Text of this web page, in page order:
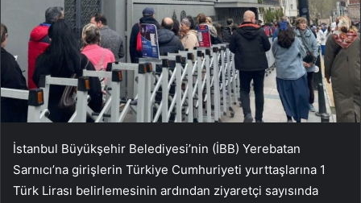
İstanbul Büyükşehir Belediyesi’nin (İBB) Yerebatan
Sarnıcı’na girişlerin Türkiye Cumhuriyeti yurttaşlarına 1
Türk Lirası belirlemesinin ardından ziyaretçi sayısında